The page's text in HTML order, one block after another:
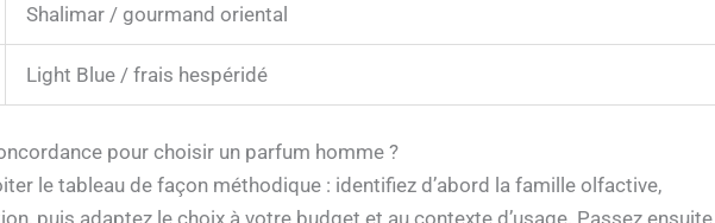
Shalimar / gourmand oriental
Light Blue / frais hespéridé
pour choisir un parfum homme ?
le tableau de façon méthodique : identifiez d’abord la famille olfactive,